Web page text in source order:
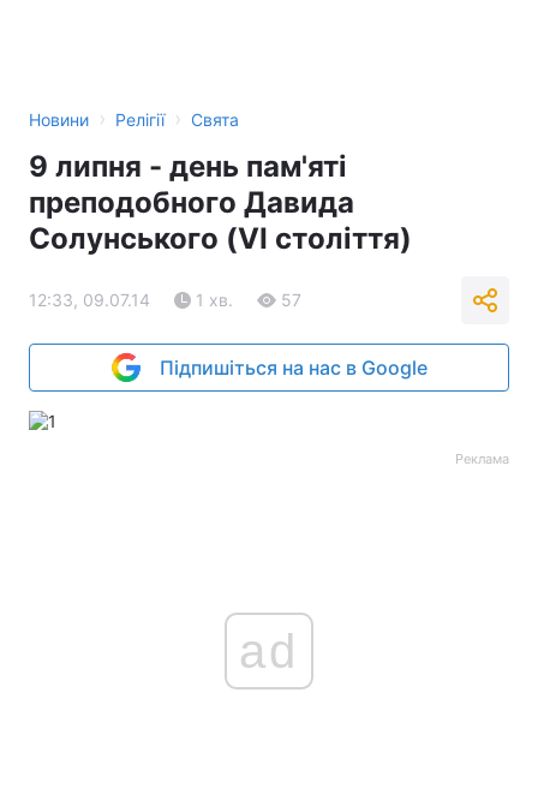
Новини › Релігії › Свята
9 липня - день пам'яті
преподобного Давида
Солунського (VІ століття)
12:33, 09.07.14 1 хв. 57
Підпишіться на нас в Google
Реклама
ad